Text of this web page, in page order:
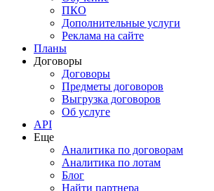
ПКО
Дополнительные услуги
Реклама на сайте
Планы
Договоры
Договоры
Предметы договоров
Выгрузка договоров
Об услуге
API
Еще
Аналитика по договорам
Аналитика по лотам
Блог
Найти партнера